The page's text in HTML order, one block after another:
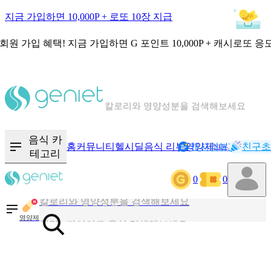
지금 가입하면 10,000P + 로또 10장 지급
원 가입 혜택! 지금 가입하면 G 포인트 10,000P + 캐시로또 응
칼로리와 영양성분을 검색해보세요
음식 카
테고리
홈커뮤니티 헬시딜음식 리뷰영양제NEW기록
캐시리뷰 친구
0 0
영양제
칼로리와 영양성분을 검색해보세요
혈당 · 다이어트 음식 검색해보세요